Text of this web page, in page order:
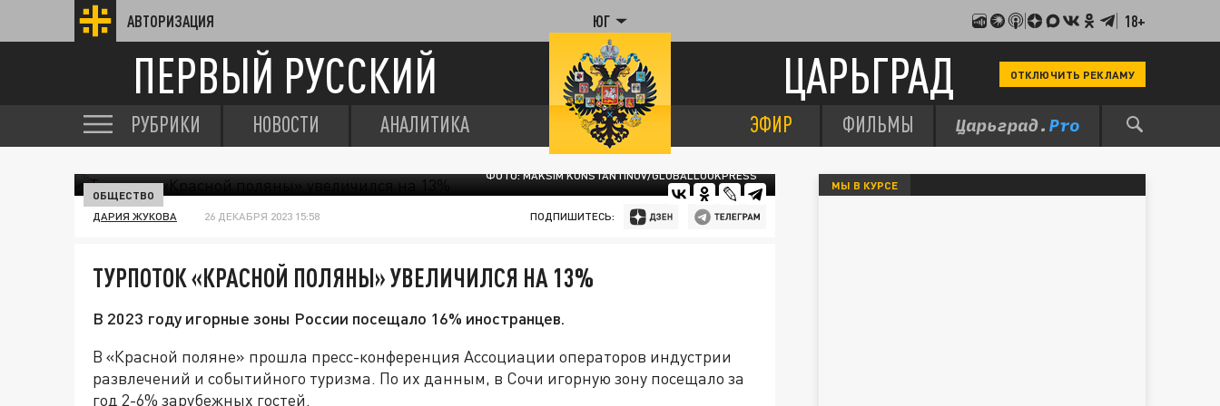
АВТОРИЗАЦИЯ ЮГ 18+
ПЕРВЫЙ РУССКИЙ ЦАРЬГРАД ОТКЛЮЧИТЬ РЕКЛАМУ
РУБРИКИ НОВОСТИ АНАЛИТИКА ЭФИР ФИЛЬМЫ
ФОТО: MAKSIM KONSTANTINOV/GLOBALLOOKPRESS
ОБЩЕСТВО
ДАРИЯ ЖУКОВА 26 ДЕКАБРЯ 2023 15:58 ПОДПИШИТЕСЬ:
ТУРПОТОК «КРАСНОЙ ПОЛЯНЫ» УВЕЛИЧИЛСЯ НА 13%
В 2023 году игорные зоны России посещало 16% иностранцев.
В «Красной поляне» прошла пресс-конференция Ассоциации операторов индустрии
развлечений и событийного туризма. По их данным, в Сочи игорную зону посещало за
год 2-6% зарубежных гостей.
МЫ В КУРСЕ